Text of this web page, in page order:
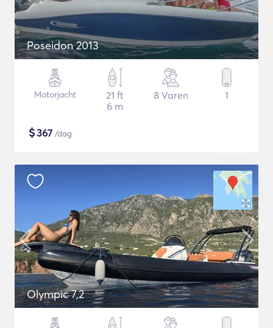
Poseidon 2013
Motorjacht
21 ft
6 m
8 Varen 1
$367 /dag
Olympic 7,2